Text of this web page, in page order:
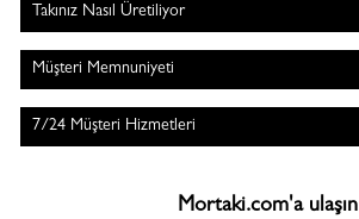
Takınız Nasıl Üretiliyor
Müşteri Memnuniyeti
7/24 Müşteri Hizmetleri
Mortaki.com'a ulaşın